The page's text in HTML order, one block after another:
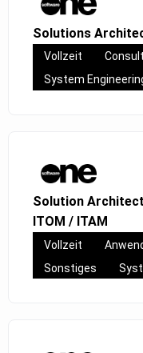
Solutions
Vollzeit
System
Solution
ITOM / ITAM
Vollzeit
Sonstiges